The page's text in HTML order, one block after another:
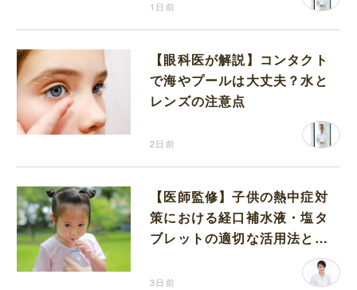
1日前
【眼科医が解説】コンタクト
で海やプールは大丈夫？水と
レンズの注意点
2日前
【医師監修】子供の熱中症対
策における経口補水液・塩タ
ブレットの適切な活用法と水
3日前